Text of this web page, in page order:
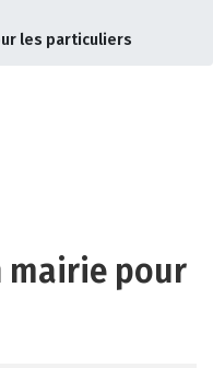
les particuliers
mairie pour